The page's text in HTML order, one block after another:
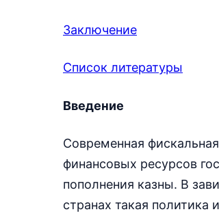
Заключение
Список литературы
Введение
Современная
финансовых ресурсов
пополнения казны. В
странах такая политика